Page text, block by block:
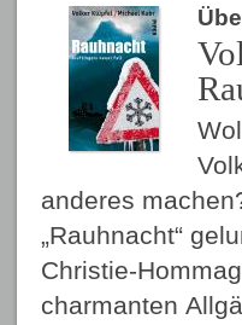
anderes
„Rauhnacht“
Christie-
charmanten